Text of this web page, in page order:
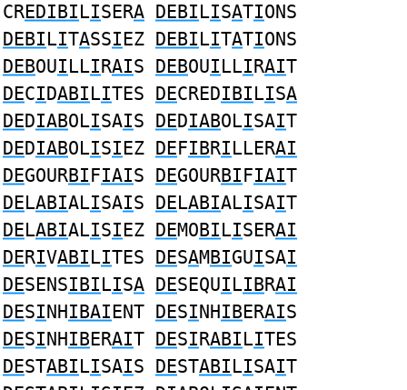
CREDIBILISERA DEBILISATIONS
DEBILITASSIEZ DEBILITATIONS
DEBOUILLIRAIS DEBOUILLIRAIT
DECIDABILITES DECREDIBILISA
DEDIABOLISAIS DEDIABOLISAIT
DEDIABOLISIEZ DEFIBRILLERAI
DEGOURBIFIAIS DEGOURBIFIAIT
DELABIALISAIS DELABIALISAIT
DELABIALISIEZ DEMOBILISERAI
DERIVABILITES DESAMBIGUISAI
DESENSIBILISA DESEQUILIBRAI
DESINHIBAIENT DESINHIBERAIS
DESINHIBERAIT DESIRABILITES
DESTABILISAIS DESTABILISAIT